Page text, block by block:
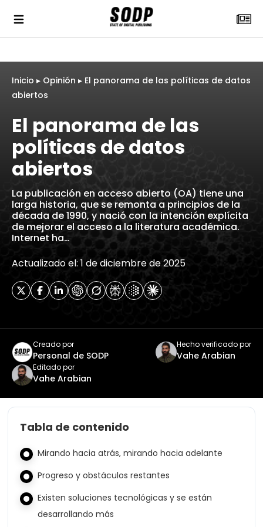
Inicio ▸ Opinión ▸ El panorama de las políticas de datos
abiertos
El panorama de las
políticas de datos
abiertos
La publicación en acceso abierto (OA) tiene una
larga historia, que se remonta a principios de la
década de 1990, y nació con la intención explícita
de mejorar el acceso a la literatura académica.
Internet ha…
Actualizado el: 1 de diciembre de 2025
Creado por
Personal de SODP
Hecho verificado por
Vahe Arabian
Editado por
Vahe Arabian
Tabla de contenido
Mirando hacia atrás, mirando hacia adelante
Progreso y obstáculos restantes
Existen soluciones tecnológicas y se están
desarrollando más